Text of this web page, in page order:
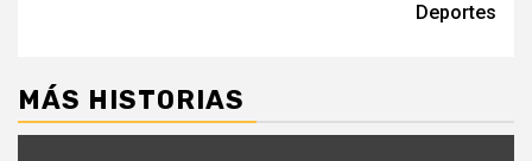
Deportes
MÁS HISTORIAS